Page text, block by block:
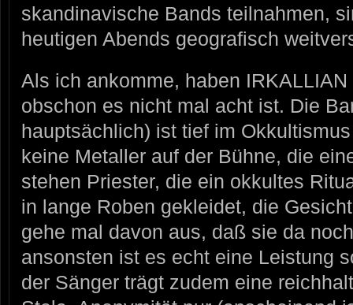
skandinavische Bands teilnahmen,
heutigen Abends geografisch
Als ich ankomme, haben
obschon es nicht mal acht ist. Die
hauptsächlich) ist tief im
keine Metaller auf der Bühne, die
stehen Priester, die ein okkultes
in lange Roben gekleidet, die
gehe mal davon aus, daß sie da
ansonsten ist es echt eine Leistung
der Sänger trägt zudem eine